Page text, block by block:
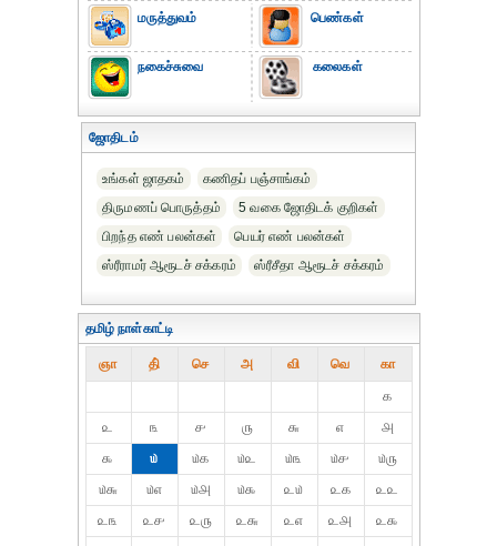
மருத்துவம்
நகைச்சுவை
பெண்கள்
கலைகள்
ஜோதிடம்
உங்கள் ஜாதகம்
கணிதப் பஞ்சாங்கம்
திருமணப் பொருத்தம்
5 வகை ஜோதிடக் குறிகள்
பிறந்த எண் பலன்கள்
பெயர் எண் பலன்கள்
ஸ்ரீராமர் ஆரூடச் சக்கரம்
ஸ்ரீசீதா ஆரூடச் சக்கரம்
தமிழ் நாள்காட்டி
ஞா தி் செ அ வி வெ கா
௧
௨
௩ ௪ ௫ ௬ ௭
௮
௯
௰ ௰௧ ௰௨ ௰௩ ௰௪
௰௫
௰௬
௰௭ ௰௮ ௰௯ ௨௰ ௨௧
௨௨
௨௩
௨௪ ௨௫ ௨௬ ௨௭ ௨௮
௨௯